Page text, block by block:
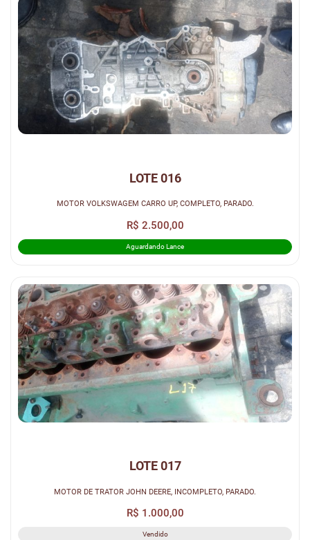
LOTE 016
MOTOR VOLKSWAGEM CARRO UP, COMPLETO, PARADO.
R$ 2.500,00
Aguardando Lance
LOTE 017
MOTOR DE TRATOR JOHN DEERE, INCOMPLETO, PARADO.
R$ 1.000,00
Vendido